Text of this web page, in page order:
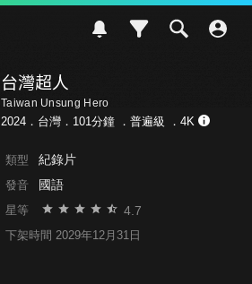
台灣超人
Taiwan Unsung Hero
2024．台灣．101分鐘 ． 普遍級 ．4K
類型 紀錄片
發音 國語
星等 4.7
下架時間 2029年12月31日